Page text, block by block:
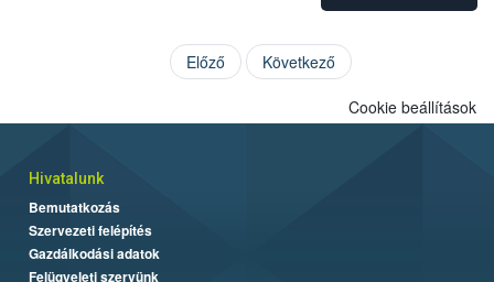
Előző Következő
Cookie beállítások
Hivatalunk
Bemutatkozás
Szervezeti felépítés
Gazdálkodási adatok
Felügyeleti szervünk